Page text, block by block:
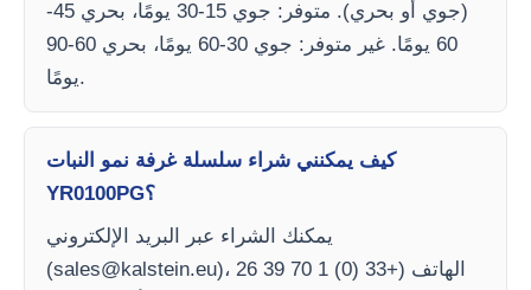
(جوي أو بحري). متوفر: جوي 15-30 يومًا، بحري 45-
60 يومًا. غير متوفر: جوي 30-60 يومًا، بحري 60-90
يومًا.
كيف يمكنني شراء سلسلة غرفة نمو النبات
YR0100PG؟
يمكنك الشراء عبر البريد الإلكتروني
(sales@kalstein.eu)، الهاتف (+33 (0) 1 70 39 26